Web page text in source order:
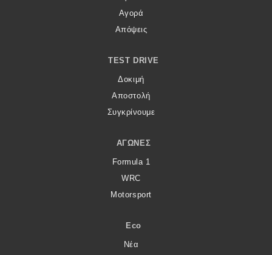
Αγορά
Απόψεις
TEST DRIVE
Δοκιμή
Αποστολή
Συγκρίνουμε
ΑΓΏΝΕΣ
Formula 1
WRC
Motorsport
Eco
Νέα